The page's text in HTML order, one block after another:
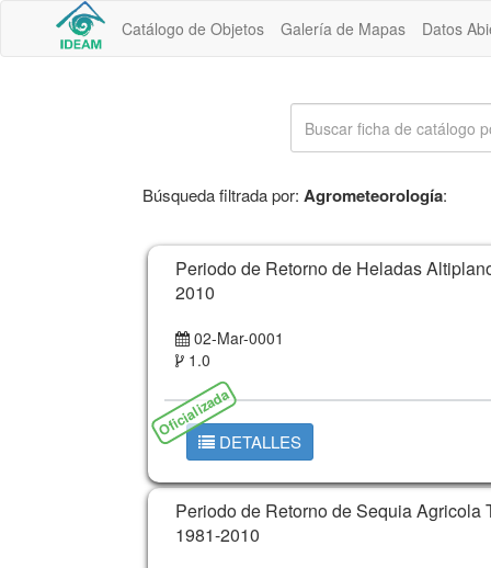
Catálogo de Objetos Galería de Mapas Datos
Búsqueda filtrada por: Agrometeorología:
Oficializada
Periodo de Retorno de Heladas
2010
02-Mar-0001
1.0
DETALLES
Periodo de Retorno de Sequia
1981-2010